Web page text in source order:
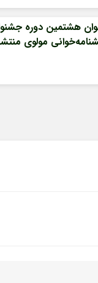
هشتمین دوره
مولوی